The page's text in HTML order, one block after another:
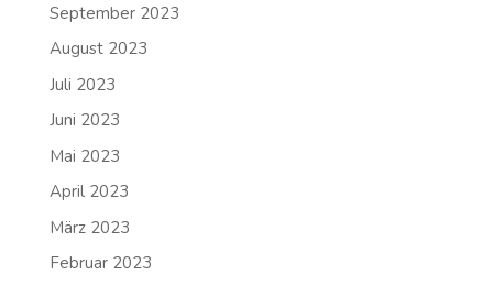
September 2023
August 2023
Juli 2023
Juni 2023
Mai 2023
April 2023
März 2023
Februar 2023